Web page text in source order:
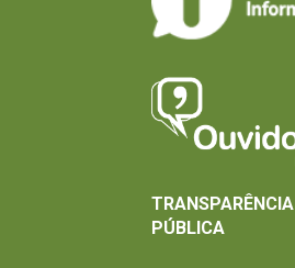
TRANSPARÊNCIA
PÚBLICA